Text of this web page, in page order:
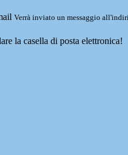
Verrà inviato un messaggio
la casella di posta elettronica!